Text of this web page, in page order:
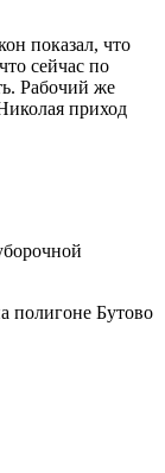
показал, что
сейчас по
Рабочий же
приход
полигоне Бутово